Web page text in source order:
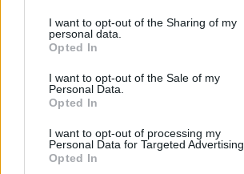
I want to opt-out of the Sharing of my
personal data.
Opted In
I want to opt-out of the Sale of my
Personal Data.
Opted In
I want to opt-out of processing my
Personal Data for Targeted Advertising.
Opted In